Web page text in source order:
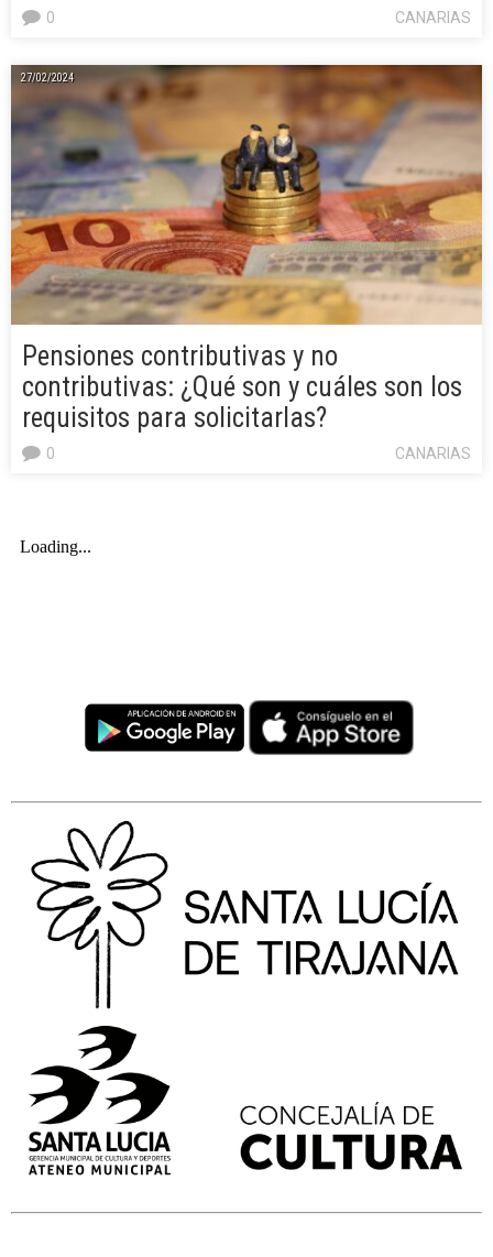
CANARIAS
0
27/02/2024
Pensiones contributivas y no
contributivas: ¿Qué son y cuáles son los
requisitos para solicitarlas?
CANARIAS
0